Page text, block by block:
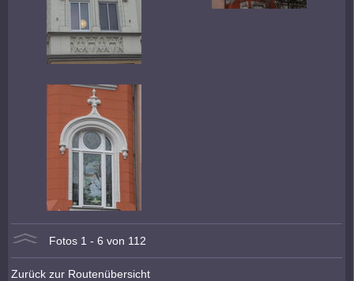
Fotos 1 - 6 von 112
Zurück zur Routenübersicht